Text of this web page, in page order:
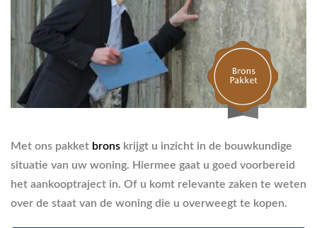
Met ons pakket brons krijgt u inzicht in de bouwkundige
situatie van uw woning. Hiermee gaat u goed voorbereid
het aankooptraject in. Of u komt relevante zaken te weten
over de staat van de woning die u overweegt te kopen.